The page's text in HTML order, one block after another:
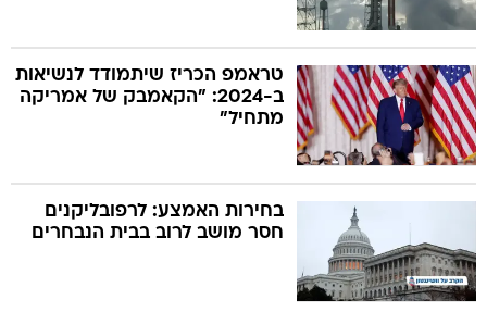
טראמפ הכריז שיתמודד לנשיאות
ב-2024: "הקאמבק של אמריקה
מתחיל"
בחירות האמצע: לרפובליקנים
חסר מושב לרוב בבית הנבחרים